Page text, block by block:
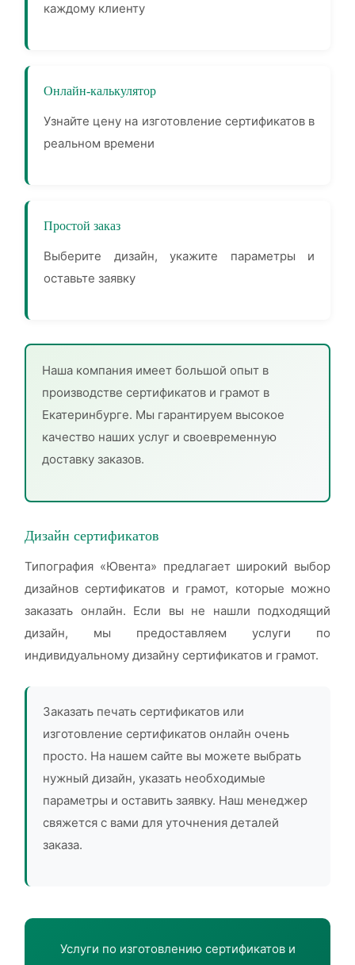
каждому клиенту
Онлайн-калькулятор
Узнайте цену на изготовление сертификатов в
реальном времени
Простой заказ
Выберите дизайн, укажите параметры и
оставьте заявку
Наша компания имеет большой опыт в
производстве сертификатов и грамот в
Екатеринбурге. Мы гарантируем высокое
качество наших услуг и своевременную
доставку заказов.
Дизайн сертификатов
Типография «Ювента» предлагает широкий выбор
дизайнов сертификатов и грамот, которые можно
заказать онлайн. Если вы не нашли подходящий
дизайн, мы предоставляем услуги по
индивидуальному дизайну сертификатов и грамот.
Заказать печать сертификатов или
изготовление сертификатов онлайн очень
просто. На нашем сайте вы можете выбрать
нужный дизайн, указать необходимые
параметры и оставить заявку. Наш менеджер
свяжется с вами для уточнения деталей
заказа.
Услуги по изготовлению сертификатов и